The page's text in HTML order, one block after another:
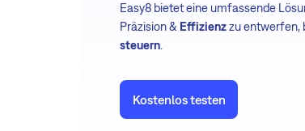
Easy8 bietet eine umfassende
Präzision & Effizienzzu entwerfen,
steuern.
Kostenlos testen